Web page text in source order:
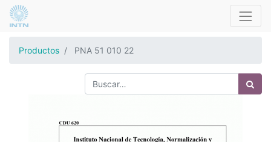
Productos PNA 51 010 22